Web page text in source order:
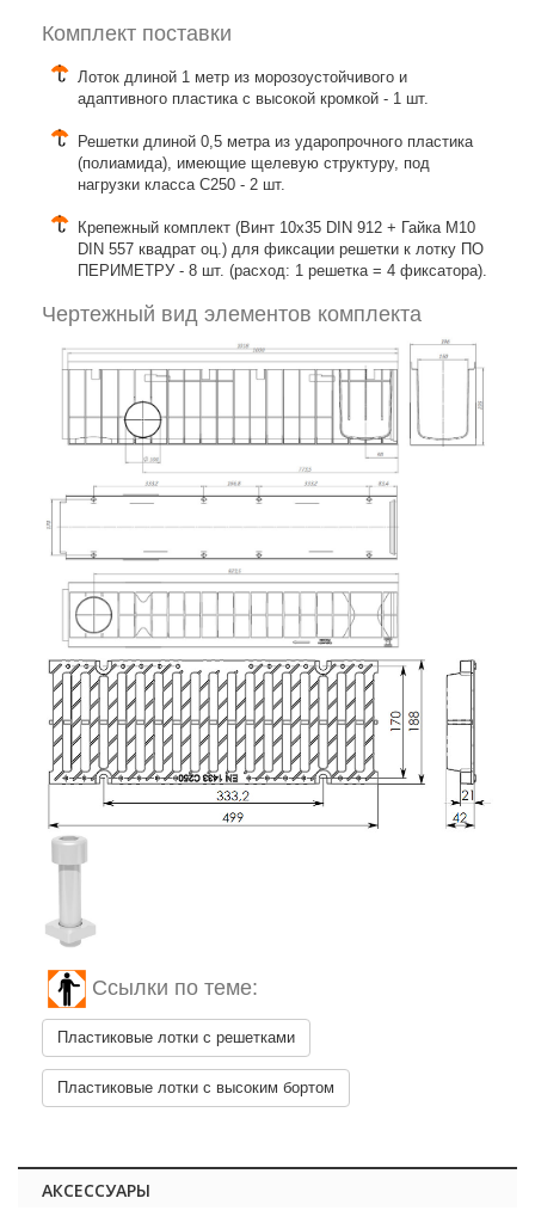
Комплект поставки
Лоток длиной 1 метр из морозоустойчивого и
адаптивного пластика с высокой кромкой - 1 шт.
Решетки длиной 0,5 метра из ударопрочного пластика
(полиамида), имеющие щелевую структуру, под
нагрузки класса C250 - 2 шт.
Крепежный комплект (Винт 10х35 DIN 912 + Гайка М10
DIN 557 квадрат оц.) для фиксации решетки к лотку ПО
ПЕРИМЕТРУ - 8 шт. (расход: 1 решетка = 4 фиксатора).
Чертежный вид элементов комплекта
Ссылки по теме:
Пластиковые лотки с решетками
Пластиковые лотки с высоким бортом
АКСЕССУАРЫ